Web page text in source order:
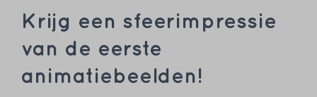
Krijg een sfeerimpressie
van de eerste
animatiebeelden!